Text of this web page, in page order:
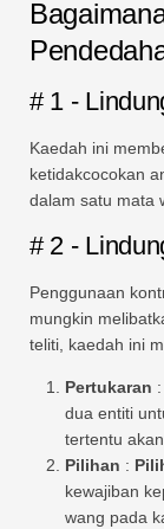
# 1 -
Kaedah ini
ketidakcocokan
dalam satu mata
# 2 -
Penggunaan
mungkin
teliti, kaedah ini
Pertukaran
dua entiti
tertentu
Pilihan :
kewajiban
wang pada